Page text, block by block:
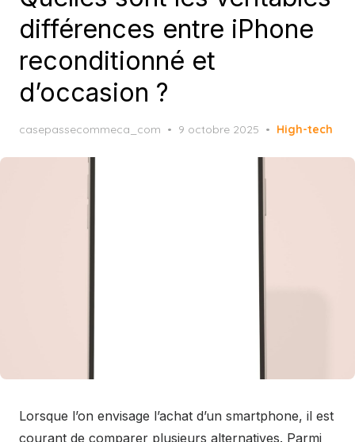
différences entre iPhone
reconditionné et
d’occasion ?
casepassecommeca_com
Posted
9 octobre 2025 High-tech
Lorsque l’on envisage l’achat d’un smartphone, il est
courant de comparer plusieurs alternatives. Parmi